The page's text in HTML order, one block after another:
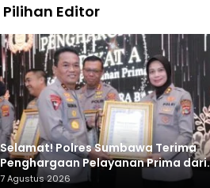
Pilihan Editor
Selamat! Polres Sumbawa Terima
Penghargaan Pelayanan Prima dari
Kapolri
7 Agustus 2026